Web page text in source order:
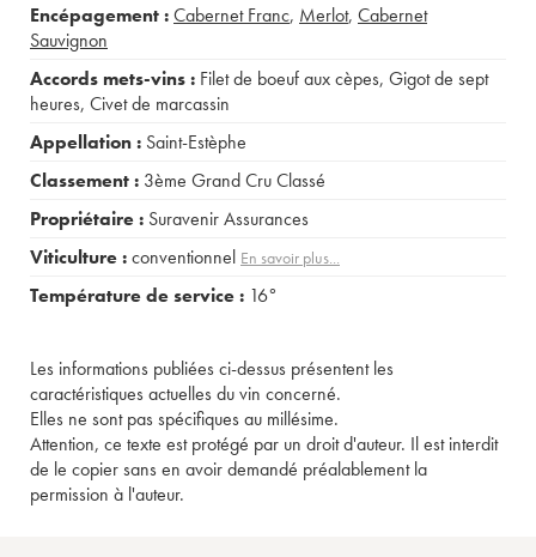
Encépagement :Cabernet Franc, Merlot, Cabernet
Sauvignon
Accords mets-vins : Filet de boeuf aux cèpes, Gigot de sept
heures, Civet de marcassin
Appellation : Saint-Estèphe
Classement : 3ème Grand Cru Classé
Propriétaire : Suravenir Assurances
Viticulture :conventionnel En savoir plus...
Température de service : 16°
Les informations publiées ci-dessus présentent les
caractéristiques actuelles du vin concerné.
Elles ne sont pas spécifiques au millésime.
Attention, ce texte est protégé par un droit d'auteur. Il est interdit
de le copier sans en avoir demandé préalablement la
permission à l'auteur.